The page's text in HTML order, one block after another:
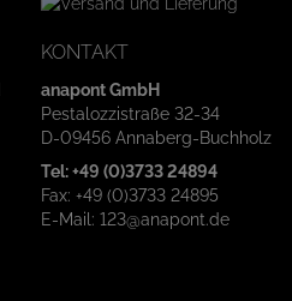
KONTAKT
anapont GmbH
Pestalozzistraße 32-34
D-09456 Annaberg-Buchholz
Tel: +49 (0)3733 24894
Fax: +49 (0)3733 24895
E-Mail: 123@anapont.de